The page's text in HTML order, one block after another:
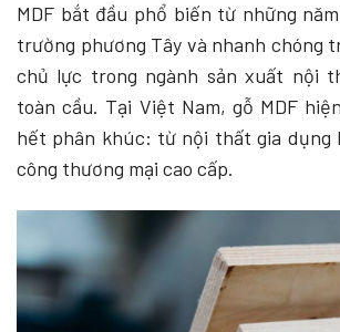
MDF bắt đầu phổ biến từ những
trường phương Tây và nhanh chóng
chủ lực trong ngành sản xuất nội
toàn cầu. Tại Việt Nam, gỗ MDF
hết phân khúc: từ nội thất gia dụng
công thương mại cao cấp.